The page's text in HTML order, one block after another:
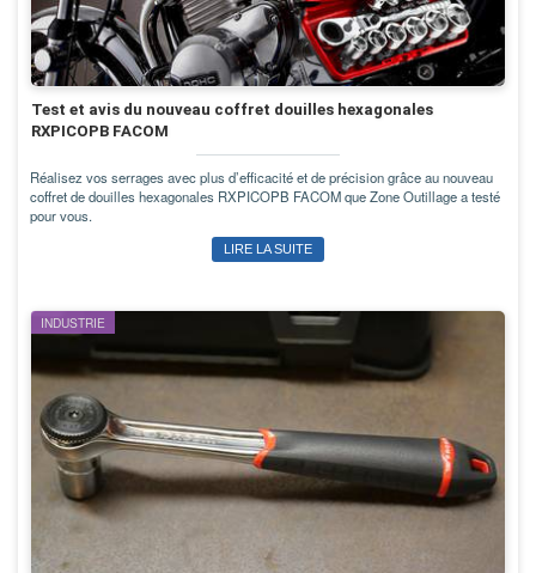
Test et avis du nouveau coffret douilles hexagonales
RXPICOPB FACOM
Réalisez vos serrages avec plus d’efficacité et de précision grâce au nouveau
coffret de douilles hexagonales RXPICOPB FACOM que Zone Outillage a testé
pour vous.
LIRE LA SUITE
INDUSTRIE